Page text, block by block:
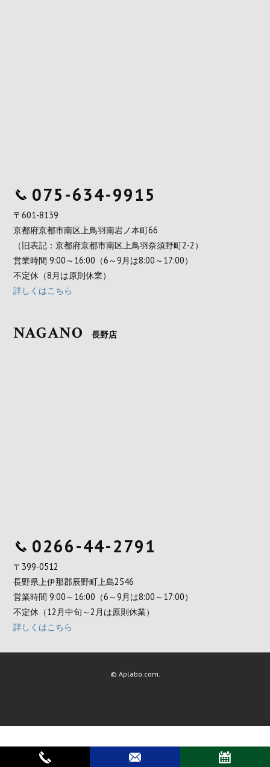
075-634-9915
〒601-8139
京都府京都市南区上鳥羽南岩ノ本町66
（旧表記：京都府京都市南区上鳥羽奈須野町2-2）
営業時間 9:00～16:00（6～9月は8:00～17:00）
不定休（8月は原則休業）
詳しくはこちら
NAGANO 長野店
0266-44-2791
〒399-0512
長野県上伊那郡辰野町上島2546
営業時間 9:00～16:00（6～9月は8:00～17:00）
不定休（12月中旬～2月は原則休業）
詳しくはこちら
© Aplabo.com.